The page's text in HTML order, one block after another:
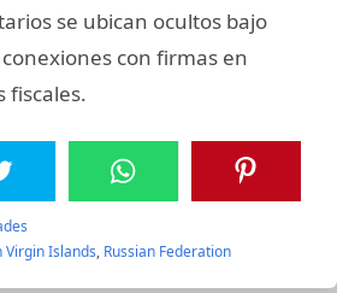
se ubican ocultos bajo
con firmas en
fiscales.
Virgin Islands, Russian Federation